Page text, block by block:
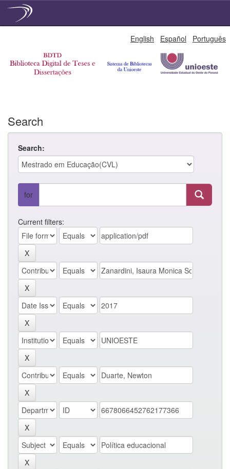
English Español Português
Search
Search:
for
Current filters: